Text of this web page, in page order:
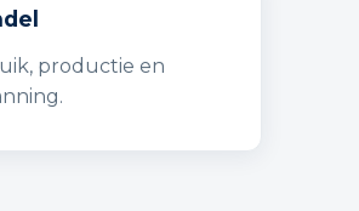
productie en